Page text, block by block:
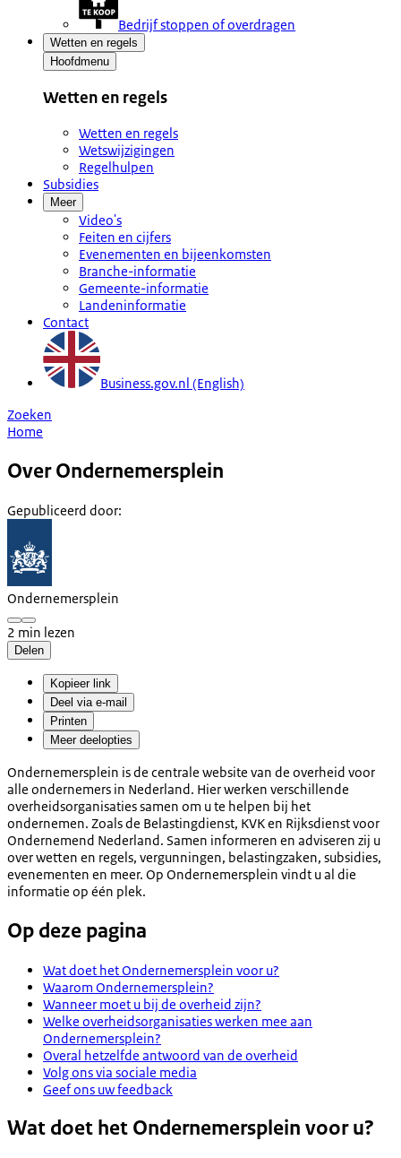
Bedrijf stoppen of overdragen
Wetten en regels
Hoofdmenu
Wetten en regels
Wetten en regels
Wetswijzigingen
Regelhulpen
Subsidies
Meer
Video's
Feiten en cijfers
Evenementen en bijeenkomsten
Branche-informatie
Gemeente-informatie
Landeninformatie
Contact
Business.gov.nl (English)
Zoeken
Home
Over Ondernemersplein
Gepubliceerd door:
Ondernemersplein
2 min lezen
Delen
Kopieer link
Deel via e-mail
Printen
Meer deelopties
Ondernemersplein is de centrale website van de overheid voor
alle ondernemers in Nederland. Hier werken verschillende
overheidsorganisaties samen om u te helpen bij het
ondernemen. Zoals de Belastingdienst, KVK en Rijksdienst voor
Ondernemend Nederland. Samen informeren en adviseren zij u
over wetten en regels, vergunningen, belastingzaken, subsidies,
evenementen en meer. Op Ondernemersplein vindt u al die
informatie op één plek.
Op deze pagina
Wat doet het Ondernemersplein voor u?
Waarom Ondernemersplein?
Wanneer moet u bij de overheid zijn?
Welke overheidsorganisaties werken mee aan
Ondernemersplein?
Overal hetzelfde antwoord van de overheid
Volg ons via sociale media
Geef ons uw feedback
Wat doet het Ondernemersplein voor u?